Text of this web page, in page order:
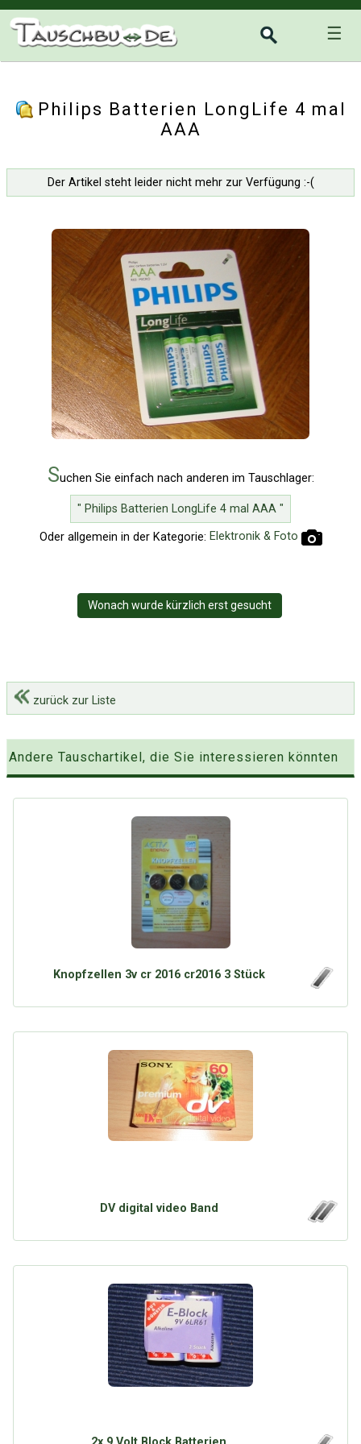
☰
Philips Batterien LongLife 4 mal
AAA
Der Artikel steht leider nicht mehr zur Verfügung :-(
Suchen Sie einfach nach anderen im Tauschlager:
" Philips Batterien LongLife 4 mal AAA "
Oder allgemein in der Kategorie: Elektronik & Foto
Wonach wurde kürzlich erst gesucht
zurück zur Liste
Andere Tauschartikel, die Sie interessieren könnten
Knopfzellen 3v cr 2016 cr2016 3 Stück
DV digital video Band